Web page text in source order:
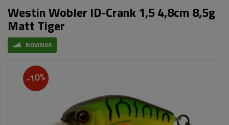
Westin Wobler ID-Crank 1,5 4,8cm 8,5g
Matt Tiger
NOVINKA
-10%